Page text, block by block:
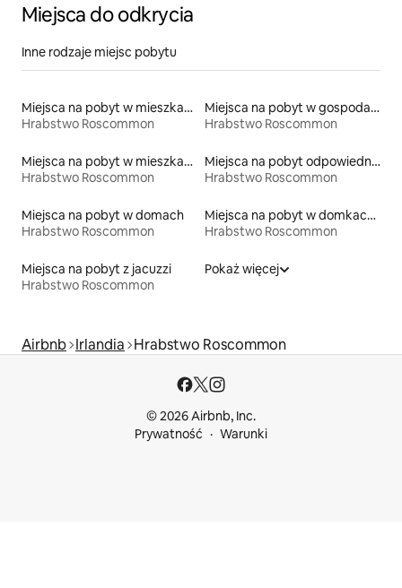
Miejsca do odkrycia
Inne rodzaje miejsc pobytu
Miejsca na pobyt w mieszkaniach typu condo
Hrabstwo Roscommon
Miejsca na pobyt w gospodarstwach agroturystycznych
Hrabstwo Roscommon
Miejsca na pobyt w mieszkaniach
Hrabstwo Roscommon
Miejsca na pobyt odpowiednie dla rodzin
Hrabstwo Roscommon
Miejsca na pobyt w domach
Hrabstwo Roscommon
Miejsca na pobyt w domkach gościnnych
Hrabstwo Roscommon
Miejsca na pobyt z jacuzzi
Hrabstwo Roscommon
Pokaż więcej
Airbnb Irlandia Hrabstwo Roscommon
© 2026 Airbnb, Inc.
Prywatność
Warunki